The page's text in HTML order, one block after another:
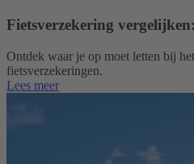
Fietsverzekering
Ontdek waar je op moet letten bij
fietsverzekeringen.
Lees meer